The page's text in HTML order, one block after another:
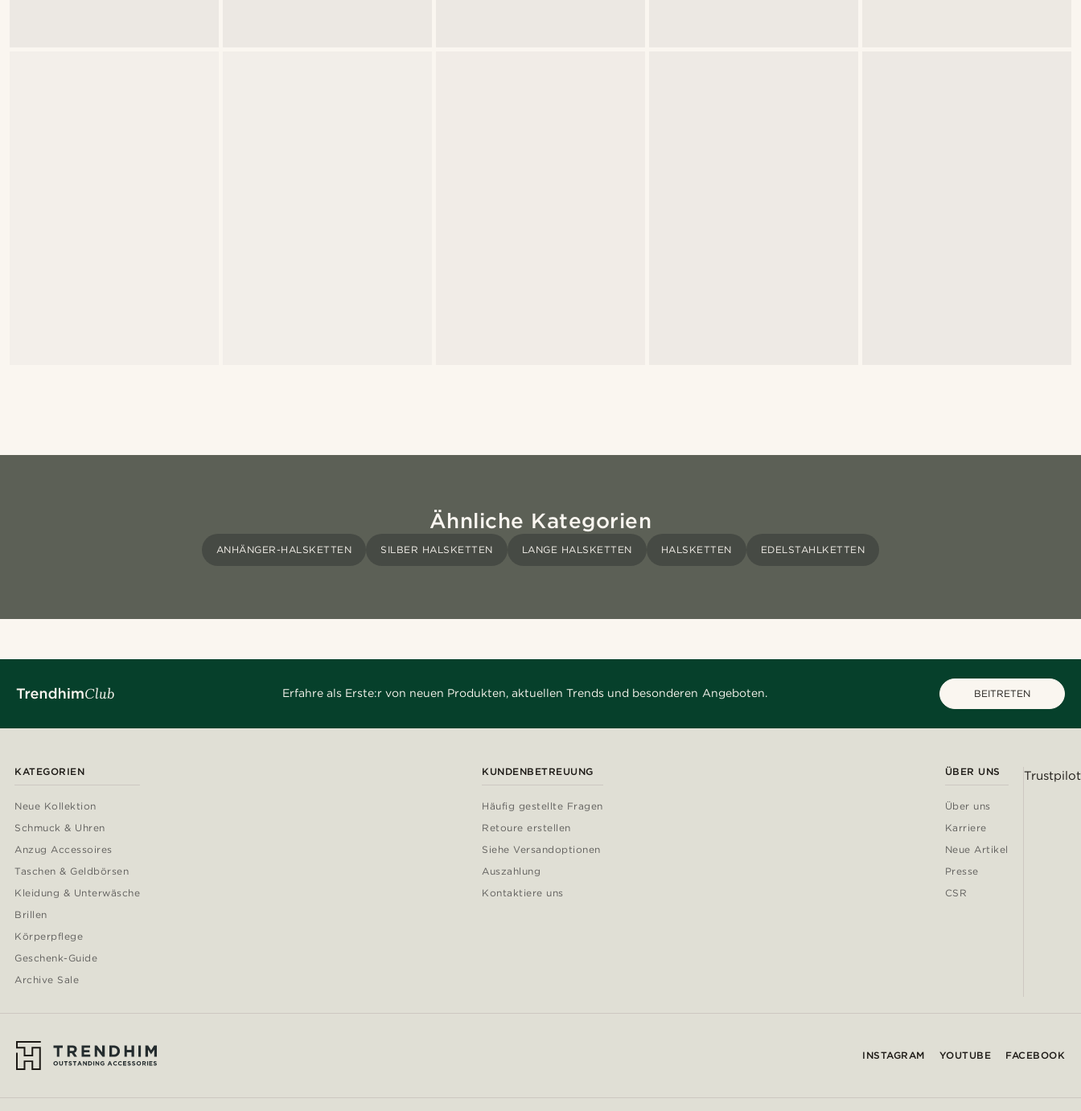
Ähnliche Kategorien
ANHÄNGER-HALSKETTEN SILBER HALSKETTEN LANGE HALSKETTEN HALSKETTEN EDELSTAHLKETTEN
Erfahre als Erste:r von neuen Produkten, aktuellen Trends und besonderen Angeboten. BEITRETEN
KATEGORIEN
Neue Kollektion
Schmuck & Uhren
Anzug Accessoires
Taschen & Geldbörsen
Kleidung & Unterwäsche
Brillen
Körperpflege
Geschenk-Guide
Archive Sale
KUNDENBETREUUNG
Häufig gestellte Fragen
Retoure erstellen
Siehe Versandoptionen
Auszahlung
Kontaktiere uns
ÜBER UNS
Über uns
Karriere
Neue Artikel
Presse
CSR
Trustpilot
INSTAGRAM YOUTUBE FACEBOOK